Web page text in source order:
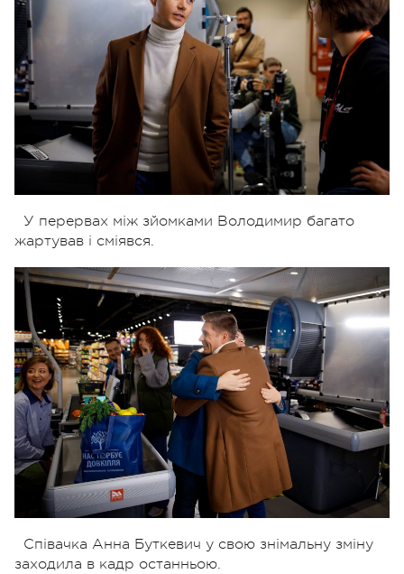
У перервах між зйомками Володимир багато
жартував і сміявся.
Співачка Анна Буткевич у свою знімальну зміну
заходила в кадр останньою.